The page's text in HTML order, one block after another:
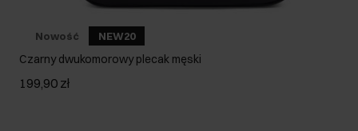
Nowość NEW20
Czarny dwukomorowy plecak męski
199,90 zł